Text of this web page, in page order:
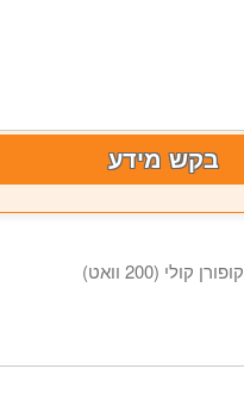
בקש מידע
קופורן קולי (200 וואט)